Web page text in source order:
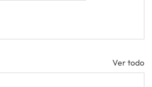
Ver todo